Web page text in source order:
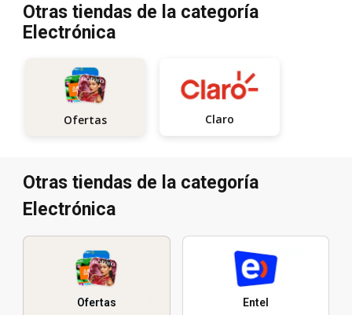
Otras tiendas de la categoría
Electrónica
Ofertas Claro
Otras tiendas de la categoría
Electrónica
Ofertas Entel